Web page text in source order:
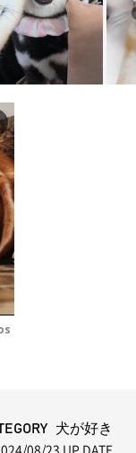
犬が好き
08/23 UP DATE